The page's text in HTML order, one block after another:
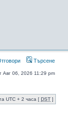
Търсене
Авг 06, 2026 11:29 pm
UTC + 2 часа [ DST ]